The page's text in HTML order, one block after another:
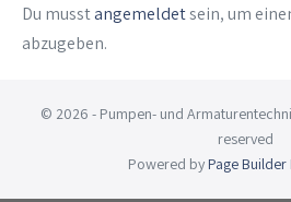
Du musstangemeldetsein, um
abzugeben.
© 2026 - Pumpen- und
reserved
Powered by Page